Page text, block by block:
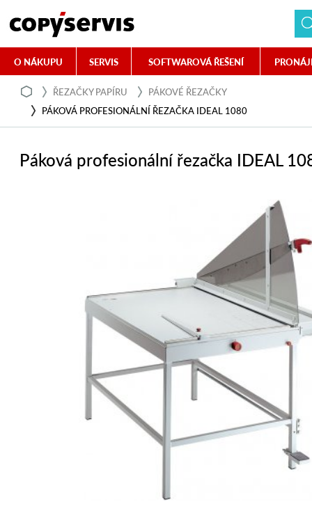
O NÁKUPU SERVIS SOFTWAROVÁ ŘEŠENÍ
ŘEZAČKY PAPÍRU
PÁKOVÉ ŘEZAČKY
PÁKOVÁ PROFESIONÁLNÍ ŘEZAČKA IDEAL 1080
Páková profesionální řezačka IDEAL